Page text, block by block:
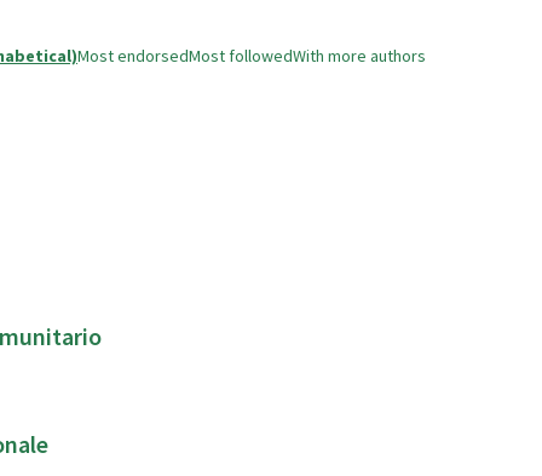
Most endorsedMost followedWith more authors
il welfare comunitario